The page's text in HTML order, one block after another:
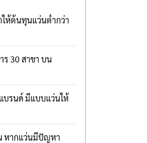
ให้ต้นทุนแว่นต่ำกว่า
ร 30 สาขา บน
บรนด์ มีแบบแว่นให้
หากแว่นมีปัญหา